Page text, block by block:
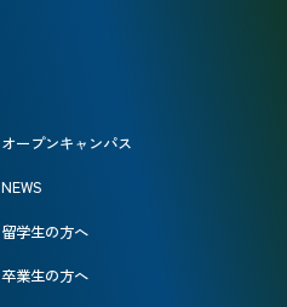
オープンキャンパス
NEWS
留学生の方へ
卒業生の方へ